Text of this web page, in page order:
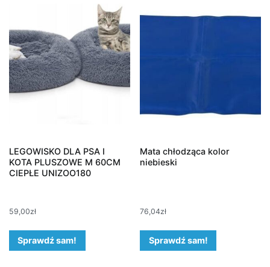
LEGOWISKO DLA PSA I
KOTA PLUSZOWE M 60CM
CIEPŁE UNIZOO180
59,00zł
Sprawdź sam!
Mata chłodząca kolor
niebieski
76,04zł
Sprawdź sam!